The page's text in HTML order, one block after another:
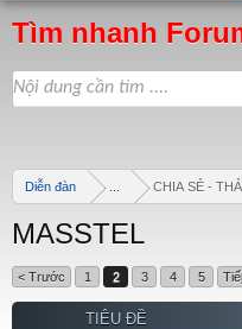
Tìm nhanh
Diễn đàn CHIA SẺ -
MASSTEL
< Trước 1 2 3 4 5
TIÊU ĐỀ